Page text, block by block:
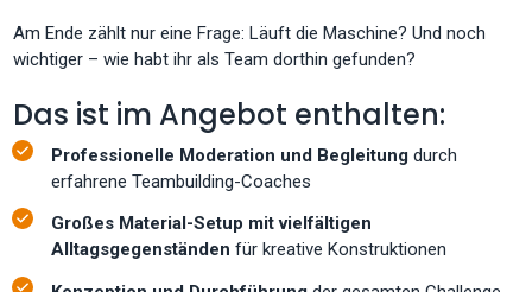
Am Ende zählt nur eine Frage: Läuft die Maschine? Und noch
wichtiger – wie habt ihr als Team dorthin gefunden?
Das ist im Angebot enthalten:
Professionelle Moderation und Begleitungdurch
erfahrene Teambuilding-Coaches
Großes Material-Setup mit vielfältigen
Alltagsgegenständen für kreative Konstruktionen